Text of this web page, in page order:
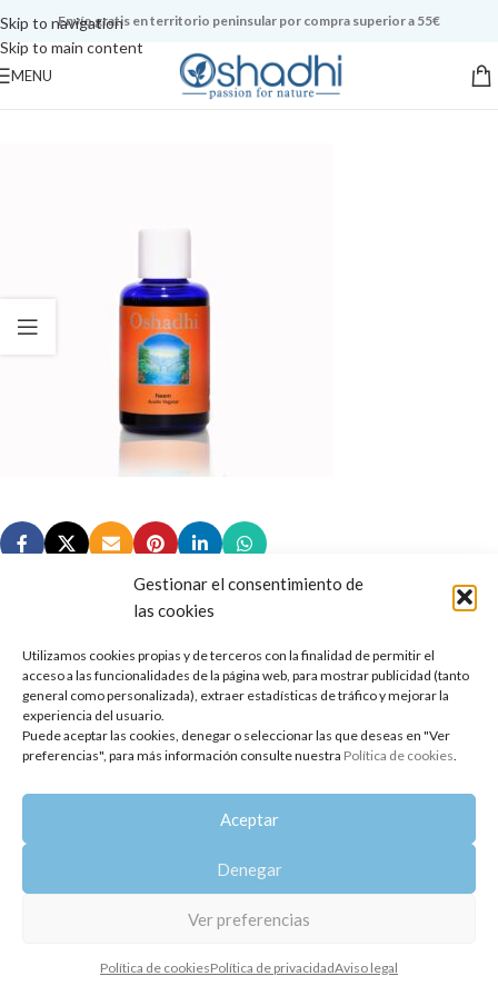
Gestionar el consentimiento de
las cookies
Utilizamos cookies propias y de terceros con la finalidad de permitir el
acceso a las funcionalidades de la página web, para mostrar publicidad (tanto
general como personalizada), extraer estadísticas de tráfico y mejorar la
experiencia del usuario.
Puede aceptar las cookies, denegar o seleccionar las que deseas en "Ver
preferencias", para más información consulte nuestra Política de cookies.
Aceptar
Denegar
Ver preferencias
Política de cookiesPolítica de privacidadAviso legal
Skip to navigation
Skip to main content
Envío gratis en territorio peninsular por compra superior a 55€
MENU
Copyright 2014-2025 Oshadhi España
Todos los derechos reservados.
Política de privacidad | Aviso legal | Política de cookies